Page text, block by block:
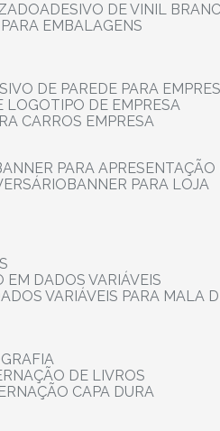
ADESIVO DE VINIL
PARA EMBALAGENS
DE PAREDE PARA
LOGOTIPO DE EMPRESA
CARROS EMPRESA
BANNER PARA
BANNER PARA LOJA
EM DADOS VARIÁVEIS
DADOS VARIÁVEIS PARA MALA
DE LIVROS
CAPA DURA